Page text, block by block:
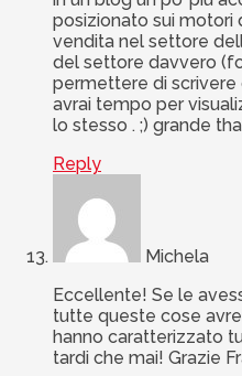
posizionato sui motori
vendita nel settore
del settore davvero
permettere di scrivere
avrai tempo per
lo stesso . ;) grande
Reply
Michela
Eccellente! Se le
tutte queste cose
hanno caratterizzato
tardi che mai! Grazie